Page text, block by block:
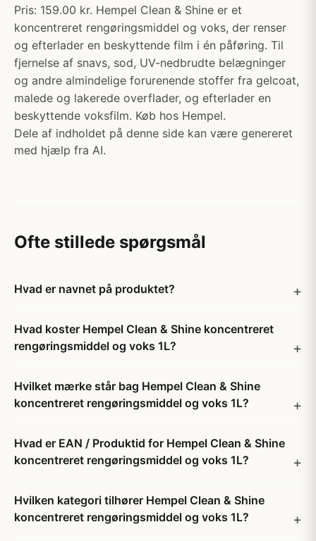
Pris: 159.00 kr. Hempel Clean & Shine er et
koncentreret rengøringsmiddel og voks, der renser
og efterlader en beskyttende film i én påføring. Til
fjernelse af snavs, sod, UV-nedbrudte belægninger
og andre almindelige forurenende stoffer fra gelcoat,
malede og lakerede overflader, og efterlader en
beskyttende voksfilm. Køb hos Hempel.
Dele af indholdet på denne side kan være genereret
med hjælp fra AI.
Ofte stillede spørgsmål
Hvad er navnet på produktet?
Hvad koster Hempel Clean & Shine koncentreret
rengøringsmiddel og voks 1L?
Hvilket mærke står bag Hempel Clean & Shine
koncentreret rengøringsmiddel og voks 1L?
Hvad er EAN / Produktid for Hempel Clean & Shine
koncentreret rengøringsmiddel og voks 1L?
Hvilken kategori tilhører Hempel Clean & Shine
koncentreret rengøringsmiddel og voks 1L?